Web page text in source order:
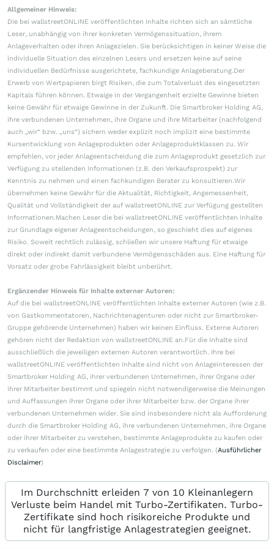
Allgemeiner Hinweis:
Die bei wallstreetONLINE veröffentlichten Inhalte richten sich an sämtliche
Leser, unabhängig von ihrer konkreten Vermögenssituation, ihrem
Anlageverhalten oder ihren Anlagezielen. Sie berücksichtigen in keiner Weise die
individuelle Situation des einzelnen Lesers und ersetzen keine auf seine
individuellen Bedürfnisse ausgerichtete, fachkundige Anlageberatung.Der
Erwerb von Wertpapieren birgt Risiken, die zum Totalverlust des eingesetzten
Kapitals führen können. Etwaige in der Vergangenheit erzielte Gewinne bieten
keine Gewähr für etwaige Gewinne in der Zukunft. Die Smartbroker Holding AG,
ihre verbundenen Unternehmen, ihre Organe und ihre Mitarbeiter (nachfolgend
auch „wir“ bzw. „uns“) sichern weder explizit noch implizit eine bestimmte
Kursentwicklung von Anlageprodukten oder Anlageproduktklassen zu. Wir
empfehlen, vor jeder Anlageentscheidung die zum Anlageprodukt gesetzlich zur
Verfügung zu stellenden Informationen (z.B. den Verkaufsprospekt) zur
Kenntnis zu nehmen und einen fachkundigen Berater zu konsultieren.Wir
übernehmen keine Gewähr für die Aktualität, Richtigkeit, Angemessenheit,
Qualität und Vollständigkeit der auf wallstreetONLINE zur Verfügung gestellten
Informationen.Machen Leser die bei wallstreetONLINE veröffentlichten Inhalte
zur Grundlage eigener Anlageentscheidungen, so geschieht dies auf eigenes
Risiko. Soweit rechtlich zulässig, schließen wir unsere Haftung für etwaige
direkt oder indirekt damit verbundene Vermögensschäden aus. Eine Haftung für
Vorsatz oder grobe Fahrlässigkeit bleibt unberührt.
Ergänzender Hinweis für Inhalte externer Autoren:
Auf die bei wallstreetONLINE veröffentlichten Inhalte externer Autoren (wie z.B.
von Gastkommentatoren, Nachrichtenagenturen oder nicht zur Smartbroker-
Gruppe gehörende Unternehmen) haben wir keinen Einfluss. Externe Autoren
gehören nicht der Redaktion von wallstreetONLINE an.Für die Inhalte sind
ausschließlich die jeweiligen externen Autoren verantwortlich. Ihre bei
wallstreetONLINE veröffentlichten Inhalte sind nicht von Anlageinteressen der
Smartbroker Holding AG, ihrer verbundenen Unternehmen, ihrer Organe oder
ihrer Mitarbeiter bestimmt und spiegeln nicht notwendigerweise die Meinungen
und Auffassungen ihrer Organe oder ihrer Mitarbeiter bzw. der Organe ihrer
verbundenen Unternehmen wider. Sie sind insbesondere nicht als Aufforderung
durch die Smartbroker Holding AG, ihre verbundenen Unternehmen, ihre Organe
oder ihrer Mitarbeiter zu verstehen, bestimmte Anlageprodukte zu kaufen oder
zu verkaufen oder eine bestimmte Anlagestrategie zu verfolgen. (Ausführlicher
Disclaimer)
Im Durchschnitt erleiden 7 von 10 Kleinanlegern
Verluste beim Handel mit Turbo-Zertifikaten. Turbo-
Zertifikate sind hoch risikoreiche Produkte und
nicht für langfristige Anlagestrategien geeignet.